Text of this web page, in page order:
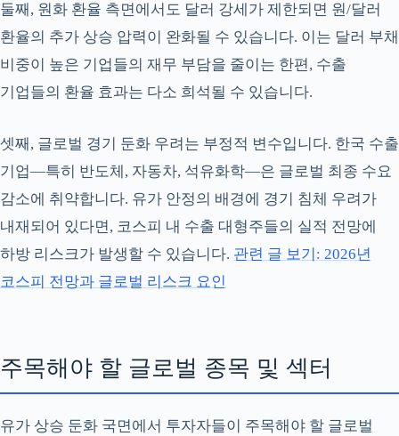
둘째, 원화 환율 측면에서도 달러 강세가 제한되면 원/달러
환율의 추가 상승 압력이 완화될 수 있습니다. 이는 달러 부채
비중이 높은 기업들의 재무 부담을 줄이는 한편, 수출
기업들의 환율 효과는 다소 희석될 수 있습니다.
셋째, 글로벌 경기 둔화 우려는 부정적 변수입니다. 한국 수출
기업—특히 반도체, 자동차, 석유화학—은 글로벌 최종 수요
감소에 취약합니다. 유가 안정의 배경에 경기 침체 우려가
내재되어 있다면, 코스피 내 수출 대형주들의 실적 전망에
하방 리스크가 발생할 수 있습니다. 관련 글 보기: 2026년
코스피 전망과 글로벌 리스크 요인
주목해야 할 글로벌 종목 및 섹터
유가 상승 둔화 국면에서 투자자들이 주목해야 할 글로벌